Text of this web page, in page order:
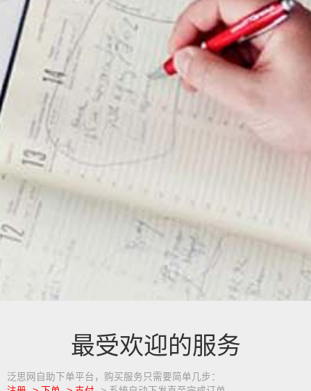
最受欢迎的服务
泛思网自助下单平台，购买服务只需要简单几步：